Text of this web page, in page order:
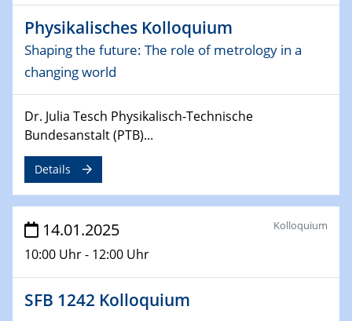
06.02.2025
Sfb-trr247-all Seminar
CataLysis Joint Colloquium)
10.02.2025 - 11.02.2025
Sfb-trr247-all Workshop
UnOCat
11.02.2025
SFB/TRR 270 Kolloquium
Social Hour
CENIDE / ZBT / IW
11.02.2025
Natural Water to H2
Physikalisches Kolloquium
Shaping the future: The role of metrology in a
changing world
Dr. Julia Tesch Physikalisch-Technische
Bundesanstalt (PTB)...
Details
14.01.2025
10:00 Uhr - 12:00 Uhr
Kolloquium
SFB 1242 Kolloquium